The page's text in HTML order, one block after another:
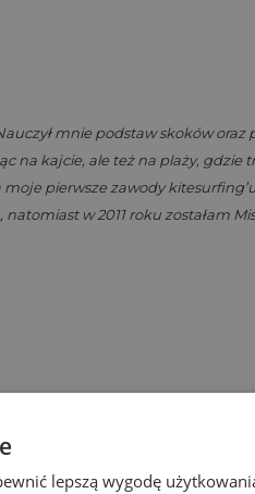
mnie podstaw skoków oraz
na kajcie, ale też na plaży, gdzie
moje pierwsze zawody
w 2011 roku zostałam
lepszą wygodę